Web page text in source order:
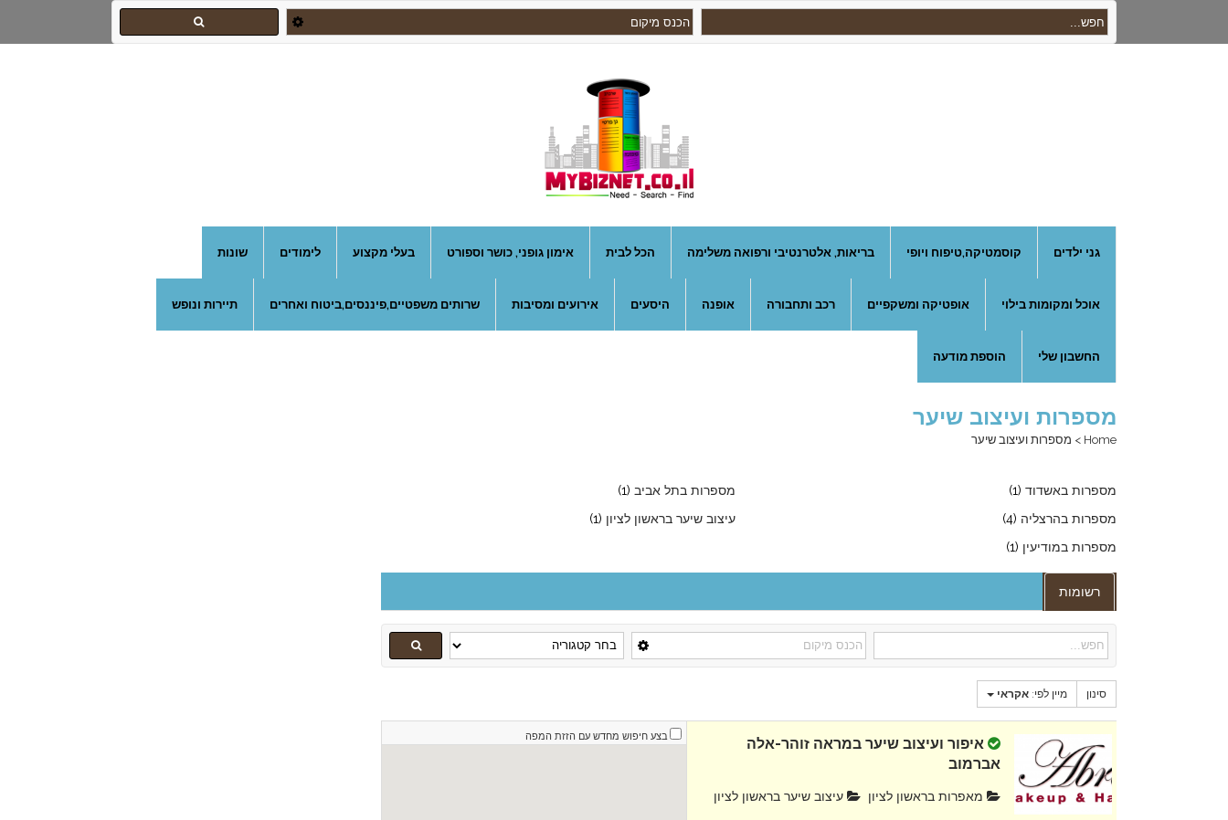
גני ילדים קוסמטיקה,טיפוח ויופי בריאות, אלטרנטיבי ורפואה משלימה הכל לבית אימון גופני, כושר וספורט בעלי מקצוע לימודים שונות
אוכל ומקומות בילוי אופטיקה ומשקפיים רכב ותחבורה אופנה היסעים אירועים ומסיבות שרותים משפטיים,פיננסים,ביטוח ואחרים תיירות ונופש
החשבון שלי הוספת מודעה
מספרות ועיצוב שיער
Home
> מספרות ועיצוב שיער
מספרות באשדוד (1)
מספרות בהרצליה (4)
מספרות במודיעין (1)
מספרות בתל אביב (1)
עיצוב שיער בראשון לציון (1)
רשומות
סינון מיין לפי: אקראי
איפור ועיצוב שיער במראה זוהר-אלה
אברמוב
מאפרות בראשון לציון עיצוב שיער בראשון לציון
בצע חיפוש מחדש עם הזזת המפה